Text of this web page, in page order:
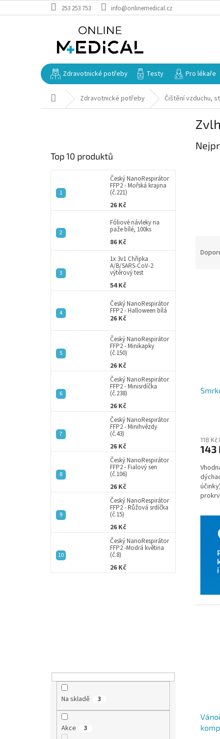
na
253 253 753 info@onlinemedical.cz
Zdravotnické potřeby Testy Pro lékaře
Domů Zdravotnické potřeby Čištění vzduchu,
Top 10 produktů
Český NanoRespirátor
FFP2 - Mořská krajina
(č.221)
26 Kč
Fóliové návleky na
paže bílé, 100ks
86 Kč
1x 3v1 Chřipka
A/B/SARS-CoV-2
výtěrový test
54 Kč
Český NanoRespirátor
FFP2 - Halloween bílá
26 Kč
Český NanoRespirátor
FFP2 - Minikapky
(č.150)
26 Kč
Český NanoRespirátor
FFP2 - Minisrdíčka
(č.238)
26 Kč
Český NanoRespirátor
FFP2 - Minihvězdy
(č.43)
26 Kč
Český NanoRespirátor
FFP2 - Fialový sen
(č.106)
26 Kč
Český NanoRespirátor
FFP2 - Růžová srdíčka
(č.15)
26 Kč
Český NanoRespirátor
FFP2 -Modrá květina
(č.8)
26 Kč
Na skladě 3
Akce 3
118
143